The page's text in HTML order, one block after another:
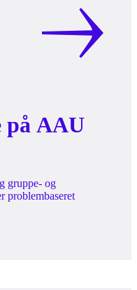
på AAU
gruppe- og
problembaseret